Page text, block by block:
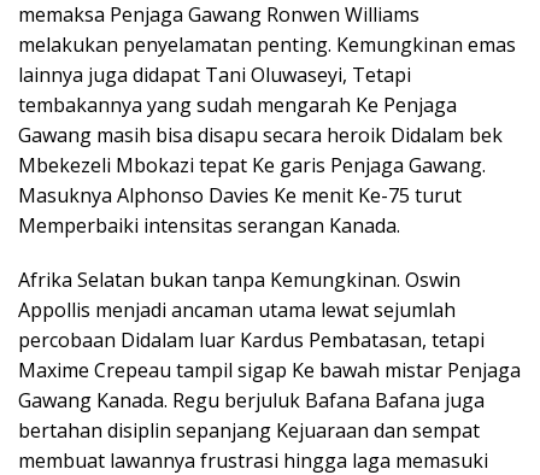
memaksa Penjaga Gawang Ronwen Williams
melakukan penyelamatan penting. Kemungkinan emas
lainnya juga didapat Tani Oluwaseyi, Tetapi
tembakannya yang sudah mengarah Ke Penjaga
Gawang masih bisa disapu secara heroik Didalam bek
Mbekezeli Mbokazi tepat Ke garis Penjaga Gawang.
Masuknya Alphonso Davies Ke menit Ke-75 turut
Memperbaiki intensitas serangan Kanada.
Afrika Selatan bukan tanpa Kemungkinan. Oswin
Appollis menjadi ancaman utama lewat sejumlah
percobaan Didalam luar Kardus Pembatasan, tetapi
Maxime Crepeau tampil sigap Ke bawah mistar Penjaga
Gawang Kanada. Regu berjuluk Bafana Bafana juga
bertahan disiplin sepanjang Kejuaraan dan sempat
membuat lawannya frustrasi hingga laga memasuki